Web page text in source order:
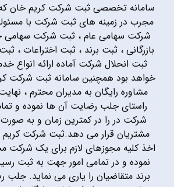
سامانه تخصصی ثبت شرکت کریم خان
مجرب در زمینه های ثبت شرکت با
شرکت سهامی عام ، ثبت شرکت سهامی
بازرگانی ، ثبت برند ، ثبت اختراعات ،
ثبت انحلال شرکت آماده ارائه انواع
خواهد بود همچنین سامانه ثبت شرکت
مشاوره رایگان به مدیران محترم ،
راستای جلب رضایت آن ها نموده و
شرکت در را در کمترین زمان و به صورت
مشتریان قرار می دهد.ثبت شرکت
اخذ کلیه مجوزهای لازم برای یک شرکت
نموده و در تمامی امور جهت به ثبت
برند متقاضیان را یاری می نماید.